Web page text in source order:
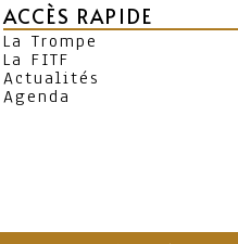
ACCÈS RAPIDE
La Trompe
La FITF
Actualités
Agenda